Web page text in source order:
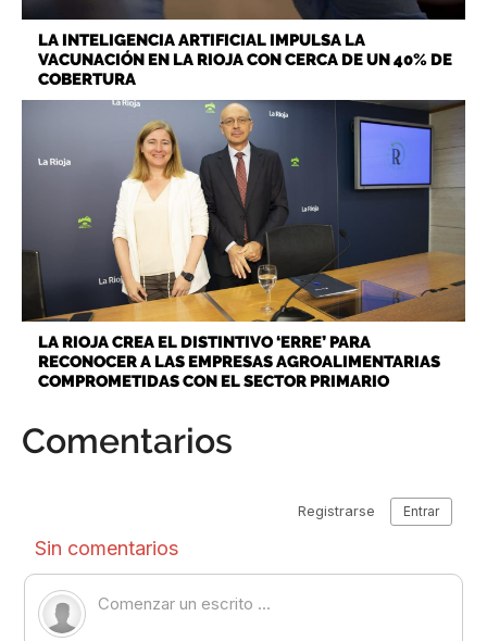
LA INTELIGENCIA ARTIFICIAL IMPULSA LA
VACUNACIÓN EN LA RIOJA CON CERCA DE UN 40% DE
COBERTURA
LA RIOJA CREA EL DISTINTIVO ‘ERRE’ PARA
RECONOCER A LAS EMPRESAS AGROALIMENTARIAS
COMPROMETIDAS CON EL SECTOR PRIMARIO
Comentarios